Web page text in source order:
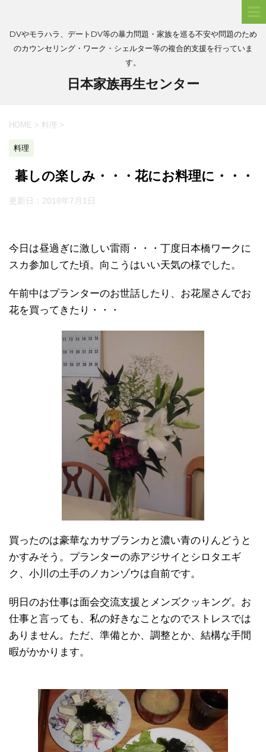
DVやモラハラ、デートDV等の暴力問題・家族を巡る不安や問題のため
のカウンセリング・ワーク・シェルター等の複合的支援を行っていま
す。
日本家族再生センター
HOME > 料理 >
料理
暮しの楽しみ・・・花にお料理に・・・
更新日： 2018年7月1日
今日は昼過ぎに激しい雷雨・・・丁度日本橋ワークに
スカ参加してた頃。向こうはいい天気の様でした。
午前中はプランターのお世話したり、お花屋さんでお
花を買ってきたり・・・
買ったのは豪華なカサブランカと濃い青のりんどうと
かすみそう。プランターの赤アジサイとシロタエギ
ク、小川の土手のノカンゾウは自前です。
明日のお仕事は面会交流支援とメンズクッキング。お
仕事と言っても、私の好きなことなのでストレスでは
ありません。ただ、準備とか、調整とか、結構な手間
暇がかかります。